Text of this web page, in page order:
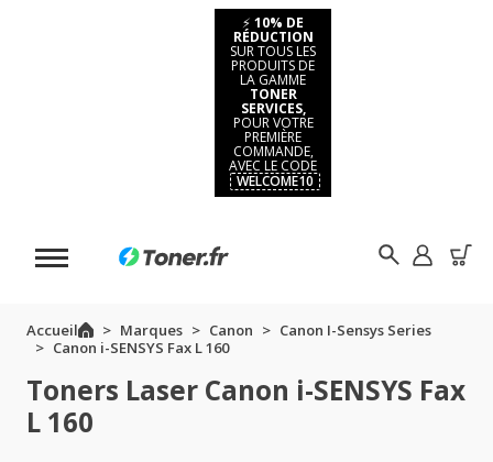
⚡ 10% DE
RÉDUCTION
SUR TOUS LES
PRODUITS DE
LA GAMME
TONER
SERVICES,
POUR VOTRE
PREMIÈRE
COMMANDE,
AVEC LE CODE
WELCOME10
Accueil Marques Canon
Canon I-Sensys Series
Canon i-SENSYS Fax L 160
Toners Laser Canon i-SENSYS Fax
L 160